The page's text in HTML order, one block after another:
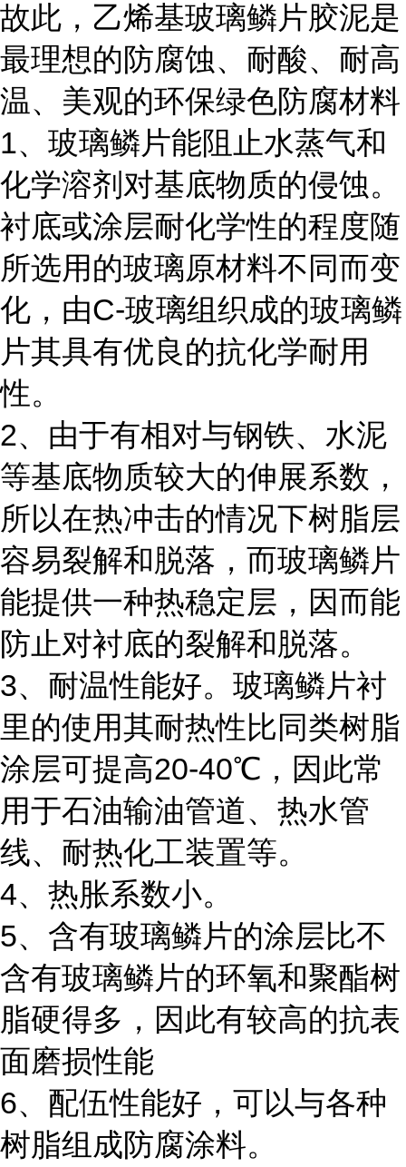
故此，乙烯基玻璃鳞片胶泥是
最理想的防腐蚀、耐酸、耐高
温、美观的环保绿色防腐材料
1、玻璃鳞片能阻止水蒸气和
化学溶剂对基底物质的侵蚀。
衬底或涂层耐化学性的程度随
所选用的玻璃原材料不同而变
化，由C-玻璃组织成的玻璃鳞
片其具有优良的抗化学耐用
性。
2、由于有相对与钢铁、水泥
等基底物质较大的伸展系数，
所以在热冲击的情况下树脂层
容易裂解和脱落，而玻璃鳞片
能提供一种热稳定层，因而能
防止对衬底的裂解和脱落。
3、耐温性能好。玻璃鳞片衬
里的使用其耐热性比同类树脂
涂层可提高20-40℃，因此常
用于石油输油管道、热水管
线、耐热化工装置等。
4、热胀系数小。
5、含有玻璃鳞片的涂层比不
含有玻璃鳞片的环氧和聚酯树
脂硬得多，因此有较高的抗表
面磨损性能
6、配伍性能好，可以与各种
树脂组成防腐涂料。